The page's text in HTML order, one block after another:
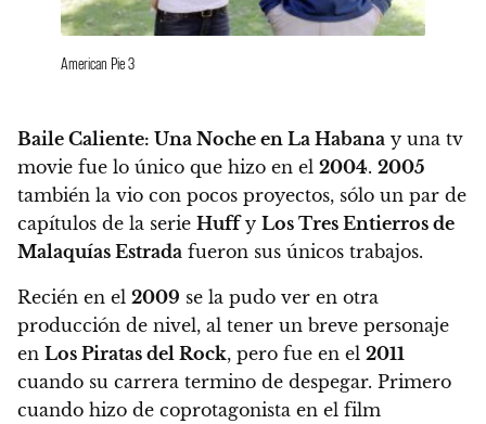
American Pie 3
Baile Caliente: Una Noche en La Habana y una tv
movie fue lo único que hizo en el 2004. 2005
también la vio con pocos proyectos, sólo un par de
capítulos de la serie Huffy Los Tres Entierros de
Malaquías Estrada fueron sus únicos trabajos.
Recién en el 2009 se la pudo ver en otra
producción de nivel, al tener un breve personaje
en Los Piratas del Rock, pero fue en el 2011
cuando su carrera termino de despegar. Primero
cuando hizo de coprotagonista en el film